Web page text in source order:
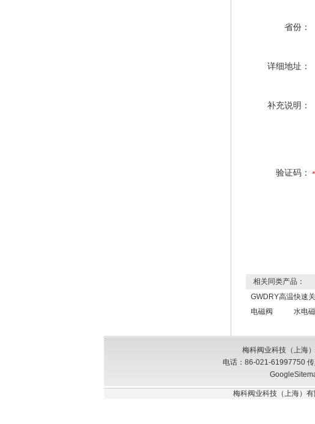
省份：
详细地址：
补充说明：
验证码：
相关同类产品：
GWDRY高温
电磁阀
快速
水电
梅科阀业科技（上海
电话：86-021-61997750
梅科阀业科技（上海）